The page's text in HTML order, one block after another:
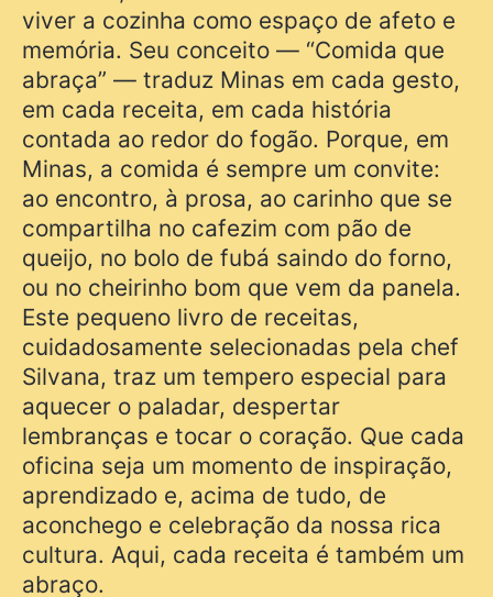
viver a cozinha como espaço de afeto e
memória. Seu conceito — “Comida que
abraça” — traduz Minas em cada gesto,
em cada receita, em cada história
contada ao redor do fogão. Porque, em
Minas, a comida é sempre um convite:
ao encontro, à prosa, ao carinho que se
compartilha no cafezim com pão de
queijo, no bolo de fubá saindo do forno,
ou no cheirinho bom que vem da panela.
Este pequeno livro de receitas,
cuidadosamente selecionadas pela chef
Silvana, traz um tempero especial para
aquecer o paladar, despertar
lembranças e tocar o coração. Que cada
oficina seja um momento de inspiração,
aprendizado e, acima de tudo, de
aconchego e celebração da nossa rica
cultura. Aqui, cada receita é também um
abraço.